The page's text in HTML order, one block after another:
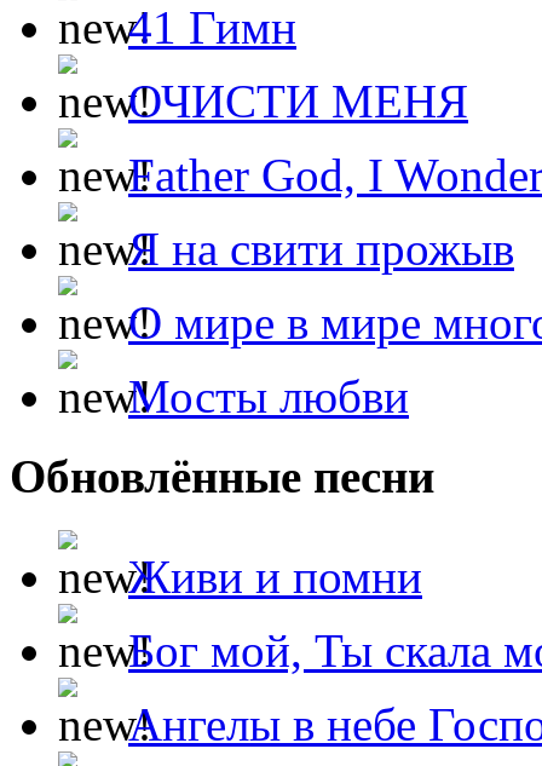
41 Гимн
ОЧИСТИ МЕНЯ
Father God, I
Я на свити прожыв
О мире в мире
Мосты любви
Обновлённые песни
Живи и помни
Бог мой, Ты скала
Ангелы в небе